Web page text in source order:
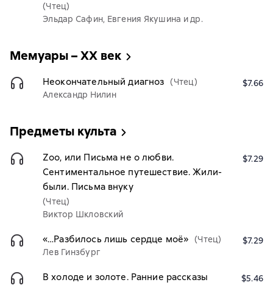
(Чтец)
Эльдар Сафин, Евгения Якушина и др.
Мемуары – XX век
Неокончательный диагноз (Чтец)
Александр Нилин
$7.66
Предметы культа
Zoo, или Письма не о любви.
Сентиментальное путешествие. Жили-
были. Письма внуку
(Чтец)
Виктор Шкловский
$7.29
«…Разбилось лишь сердце моё» (Чтец)
Лев Гинзбург
$7.29
В холоде и золоте. Ранние рассказы
$5.46